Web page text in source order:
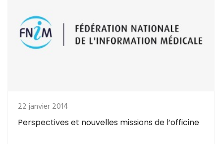
22 janvier 2014
Perspectives et nouvelles missions de l’officine